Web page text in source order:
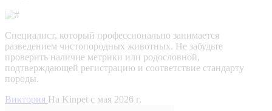
Специалист, который профессионально занимается
разведением чистопородных животных. Не забудьте
проверить наличие метрики или родословной,
подтверждающей регистрацию и соответствие стандарту
породы.
Виктория На Kinpet c мая 2026 г.